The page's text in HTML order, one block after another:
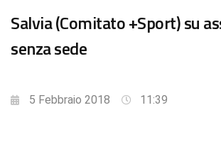
Salvia (Comitato +Sport) su
senza sede
5 Febbraio 2018 11:39